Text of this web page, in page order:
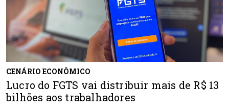
CENÁRIO ECONÔMICO
Lucro do FGTS vai distribuir mais de R$ 13
bilhões aos trabalhadores